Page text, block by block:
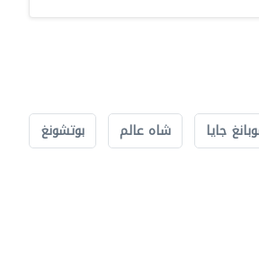
جايا شاه عالم بوتشونغ